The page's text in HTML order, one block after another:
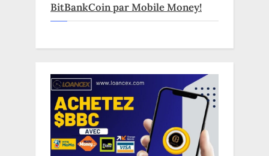
BitBankCoin par Mobile Money!